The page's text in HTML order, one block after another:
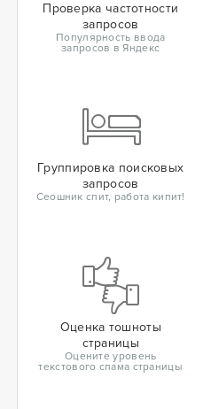
Проверка частотности
запросов
Популярность ввода
запросов в Яндекс
Группировка поисковых
запросов
Сеошник спит, работа кипит!
Оценка тошноты
страницы
Оцените уровень
текстового спама страницы